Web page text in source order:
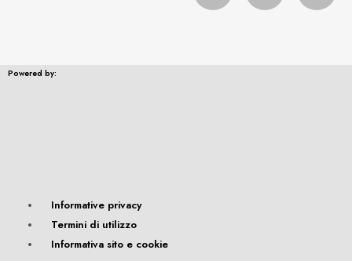
Powered by:
Informative privacy
Termini di utilizzo
Informativa sito e cookie